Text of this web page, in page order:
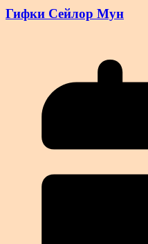
Гифки Сейлор Мун